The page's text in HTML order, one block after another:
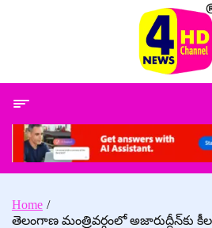
Home
తెలంగాణ మంత్రివర్గంలో అజారుద్దీన్‌కు